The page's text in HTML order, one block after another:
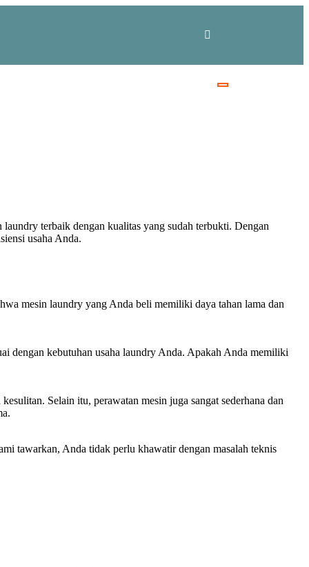
terbaik dengan kualitas yang sudah terbukti. Dengan
usaha Anda.
mesin laundry yang Anda beli memiliki daya tahan lama dan
dengan kebutuhan usaha laundry Anda. Apakah Anda memiliki
Selain itu, perawatan mesin juga sangat sederhana dan
tawarkan, Anda tidak perlu khawatir dengan masalah teknis